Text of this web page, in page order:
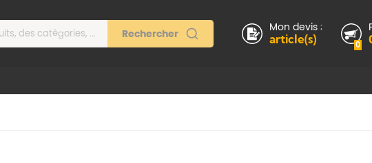
Mon devis :
article(s) 0